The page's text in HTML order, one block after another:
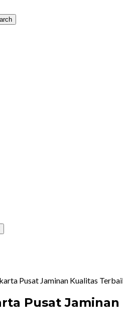
Pusat Jaminan Kualitas
Pusat